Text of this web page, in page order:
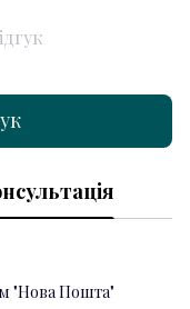
"Нова Пошта"